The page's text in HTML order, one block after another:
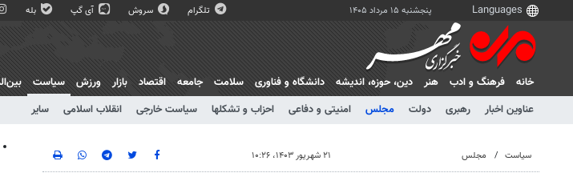
پنجشنبه ۱۵ مرداد ۱۴۰۵ تلگرام سروش آی گپ بله
خانه فرهنگ و ادب هنر دين، حوزه، انديشه دانشگاه و فناوری سلامت جامعه اقتصاد بازار ورزش
سیاست
عناوین اخبار
رهبری دولت مجلس امنیتی و دفاعی احزاب و تشکلها سیاست خارجی انقلاب اسلامی سایر
سیاست مجلس ۲۱ شهریور ۱۴۰۳، ۱۰:۲۶